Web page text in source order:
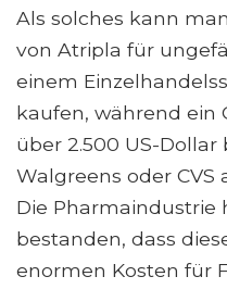
Als solches kann
von Atripla für
einem
kaufen, während ein
über 2.500 US-
Walgreens oder CVS
Die Pharmaindustrie
bestanden, dass
enormen Kosten für